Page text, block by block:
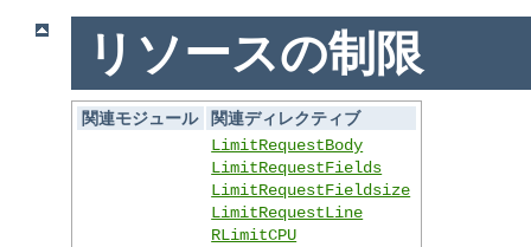
リソースの制限
関連モジュール
関連ディレクティブ
LimitRequestBody
LimitRequestFields
LimitRequestFieldsize
LimitRequestLine
RLimitCPU